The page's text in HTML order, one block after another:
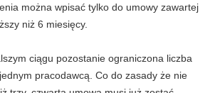
można wpisać tylko do umowy zawartej
niż 6 miesięcy.
ciągu pozostanie ograniczona liczba
pracodawcą. Co do zasady że nie